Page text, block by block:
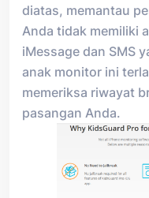
diatas, memantau
Anda tidak memiliki
iMessage dan SMS
anak monitor ini
memeriksa riwayat
pasangan Anda.